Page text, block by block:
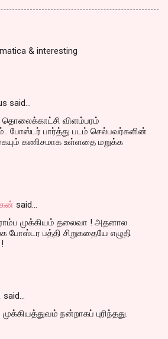
& interesting
said…
விளம்பரம்
போஸ்டர் பார்த்து படம் செல்பவர்களின்
கணிசமாக உள்ளதை மறுக்க
said…
முக்கியம் தலைவா ! அதனால
பத்தி சிறுகதையே எழுதி
said…
நன்றாகப் புரிந்தது.